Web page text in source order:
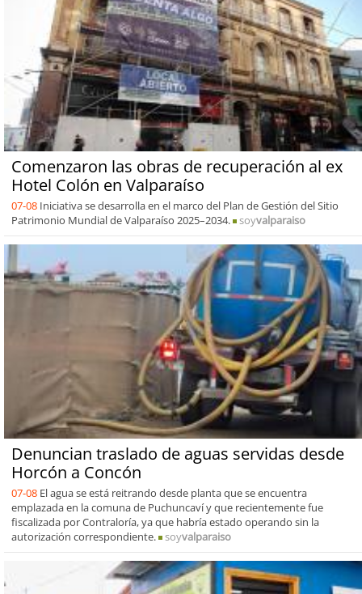
Comenzaron las obras de recuperación al ex
Hotel Colón en Valparaíso
07-08 Iniciativa se desarrolla en el marco del Plan de Gestión del Sitio
Patrimonio Mundial de Valparaíso 2025–2034.
soyvalparaiso
Denuncian traslado de aguas servidas desde
Horcón a Concón
07-08 El agua se está reitrando desde planta que se encuentra
emplazada en la comuna de Puchuncaví y que recientemente fue
fiscalizada por Contraloría, ya que habría estado operando sin la
autorización correspondiente.
soyvalparaiso